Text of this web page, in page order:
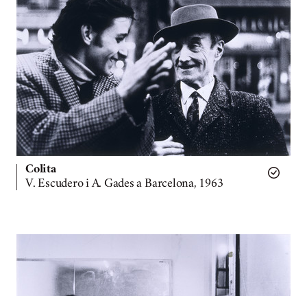
Colita
V. Escudero i A. Gades a Barcelona, 1963